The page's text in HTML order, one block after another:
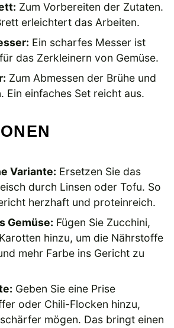
Zum Vorbereiten der Zutaten.
erleichtert das Arbeiten.
Ein scharfes Messer ist
das Zerkleinern von Gemüse.
Zum Abmessen der Brühe und
Ein einfaches Set reicht aus.
Variante: Ersetzen Sie das
durch Linsen oder Tofu. So
herzhaft und proteinreich.
Gemüse: Fügen Sie Zucchini,
hinzu, um die Nährstoffe
mehr Farbe ins Gericht zu
Geben Sie eine Prise
oder Chili-Flocken hinzu,
mögen. Das bringt einen